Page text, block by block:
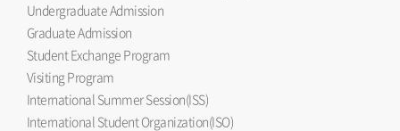
Undergraduate Admission
Graduate Admission
Student Exchange Program
Visiting Program
International Summer Session(ISS)
International Student Organization(ISO)